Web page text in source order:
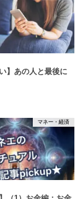
】あの人と最後に
マネー・経済